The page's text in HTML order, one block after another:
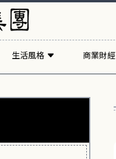
生活風格 商業財經